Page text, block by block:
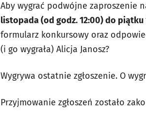
Aby wygrać podwójne zaproszenie
listopada (od godz. 12:00) do piątku
formularz konkursowy oraz
(i go wygrała) Alicja Janosz?
Wygrywa ostatnie zgłoszenie. O
Przyjmowanie zgłoszeń zostało